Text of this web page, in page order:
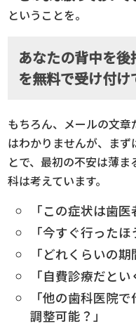
ということを。
あなたの背中を後
を無料で受け付け
もちろん、メールの文
はわかりませんが、ま
とで、最初の不安は薄
科は考えています。
「この症状は歯
「今すぐ行った
「どれくらいの
「自費診療だと
「他の歯科医院
調整可能？」